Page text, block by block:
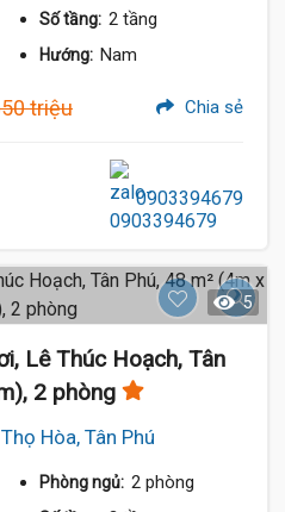
Số tầng: 2 tầng
Hướng: Nam
triệu Chia sẻ
0903394679
5
Lê Thúc Hoạch, Tân
2 phòng
Hòa, Tân Phú
Phòng ngủ: 2 phòng